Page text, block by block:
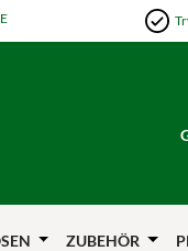
ZUBEHÖR